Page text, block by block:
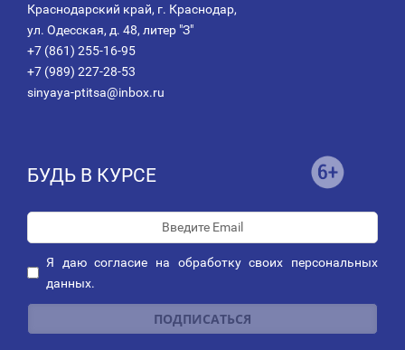
Краснодарский край, г. Краснодар,
ул. Одесская, д. 48, литер "З"
+7 (861) 255-16-95
+7 (989) 227-28-53
sinyaya-ptitsa@inbox.ru
БУДЬ В КУРСЕ
Я даюсогласие на обработку своих персональных
данных.